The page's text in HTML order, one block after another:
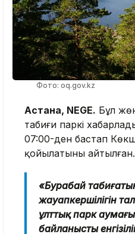
Фото: oq.gov.kz
Астана, NEGE. Бұл
табиғи паркі
07:00-ден бастап
қойылатыны айтылған.
«Бурабай
жауапкершілігін
ұлттық парк
байланысты